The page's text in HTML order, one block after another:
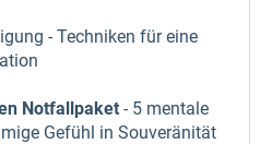
- Techniken für eine
Notfallpaket - 5 mentale
Gefühl in Souveränität